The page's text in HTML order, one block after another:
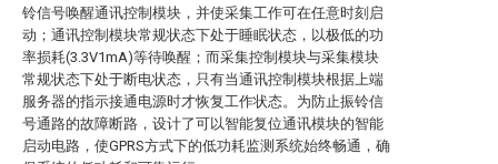
铃信号唤醒通讯控制模块，并使采集工作可在任意时刻启
动；通讯控制模块常规状态下处于睡眠状态，以极低的功
率损耗(3.3V1mA)等待唤醒；而采集控制模块与采集模块
常规状态下处于断电状态，只有当通讯控制模块根据上端
服务器的指示接通电源时才恢复工作状态。为防止振铃信
号通路的故障断路，设计了可以智能复位通讯模块的智能
启动电路，使GPRS方式下的低功耗监测系统始终畅通，确